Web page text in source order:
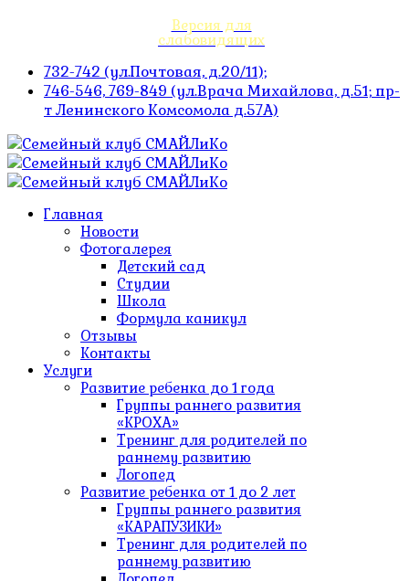
Версия для
слабовидящих
732-742 (ул.Почтовая, д.20/11);
746-546, 769-849 (ул.Врача Михайлова, д.51; пр-
т Ленинского Комсомола д.57А)
Главная
Новости
Фотогалерея
Детский сад
Студии
Школа
Формула каникул
Отзывы
Контакты
Услуги
Развитие ребенка до 1 года
Группы раннего развития
«КРОХА»
Тренинг для родителей по
раннему развитию
Логопед
Развитие ребенка от 1 до 2 лет
Группы раннего развития
«КАРАПУЗИКИ»
Тренинг для родителей по
раннему развитию